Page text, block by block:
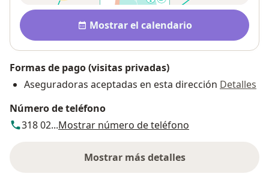
Disponibilidad
Mostrar el calendario
Formas de pago (visitas privadas)
Aseguradoras aceptadas en esta dirección Detalles
Número de teléfono
318 02...Mostrar número de teléfono
Mostrar más detalles
sobre la dirección